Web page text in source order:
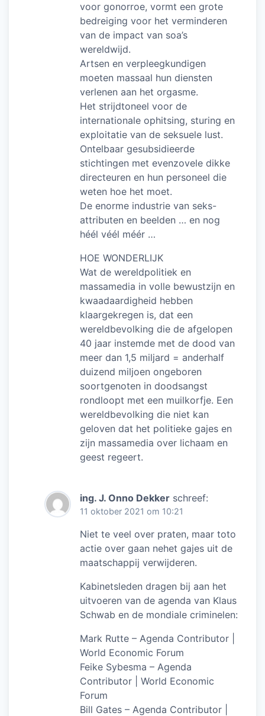
voor gonorroe, vormt een grote
bedreiging voor het verminderen
van de impact van soa’s
wereldwijd.
Artsen en verpleegkundigen
moeten massaal hun diensten
verlenen aan het orgasme.
Het strijdtoneel voor de
internationale ophitsing, sturing en
exploitatie van de seksuele lust.
Ontelbaar gesubsidieerde
stichtingen met evenzovele dikke
directeuren en hun personeel die
weten hoe het moet.
De enorme industrie van seks-
attributen en beelden … en nog
héél véél méér …
HOE WONDERLIJK
Wat de wereldpolitiek en
massamedia in volle bewustzijn en
kwaadaardigheid hebben
klaargekregen is, dat een
wereldbevolking die de afgelopen
40 jaar instemde met de dood van
meer dan 1,5 miljard = anderhalf
duizend miljoen ongeboren
soortgenoten in doodsangst
rondloopt met een muilkorfje. Een
wereldbevolking die niet kan
geloven dat het politieke gajes en
zijn massamedia over lichaam en
geest regeert.
ing. J. Onno Dekker schreef:
11 oktober 2021 om 10:21
Niet te veel over praten, maar toto
actie over gaan nehet gajes uit de
maatschappij verwijderen.
Kabinetsleden dragen bij aan het
uitvoeren van de agenda van Klaus
Schwab en de mondiale criminelen:
Mark Rutte – Agenda Contributor |
World Economic Forum
Feike Sybesma – Agenda
Contributor | World Economic
Forum
Bill Gates – Agenda Contributor |